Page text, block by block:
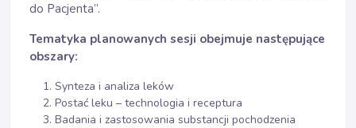
do Pacjenta”.
Tematyka planowanych sesji obejmuje następujące
obszary:
Synteza i analiza leków
Postać leku – technologia i receptura
Badania i zastosowania substancji pochodzenia